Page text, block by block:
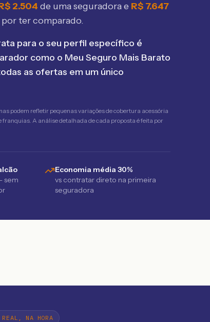
2.504 de uma seguradora e R$ 7.647
por ter comparado.
para o seu perfil específico é
como o Meu Seguro Mais Barato
as ofertas em um único
podem refletir pequenas variações de cobertura acessória
A análise detalhada de cada proposta é feita por
sem
Economia média 30%
vs contratar direto na primeira
seguradora
REAL, NA HORA